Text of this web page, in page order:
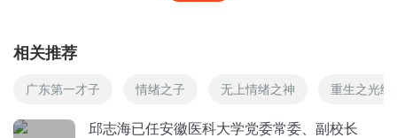
相关推荐
广东第一才子 情绪之子 无上情绪之神 重生之光绪
邱志海已任安徽医科大学党委常委、副校长